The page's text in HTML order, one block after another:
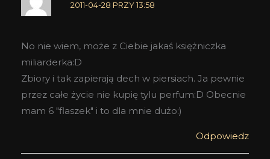
2011-04-28 PRZY 13:58
No nie wiem, może z Ciebie jakaś księżniczka
miliarderka:D
Zbiory i tak zapierają dech w piersiach. Ja pewnie
przez całe życie nie kupię tylu perfum:D Obecnie
mam 6 "flaszek" i to dla mnie dużo:)
Odpowiedz